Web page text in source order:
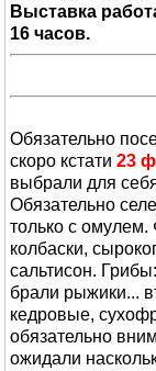
Выставка
16 часов.
Обязательно
скоро кстати 23
выбрали для
Обязательно
только с
колбаски,
сальтисон.
брали рыжики...
кедровые,
обязательно
ожидали